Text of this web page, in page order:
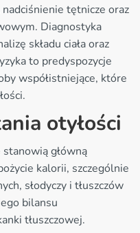
tętnicze oraz
Diagnostyka
składu ciała oraz
to predyspozycje
współistniejące, które
otyłości
główną
kalorii, szczególnie
słodyczy i tłuszczów
bilansu
tłuszczowej.